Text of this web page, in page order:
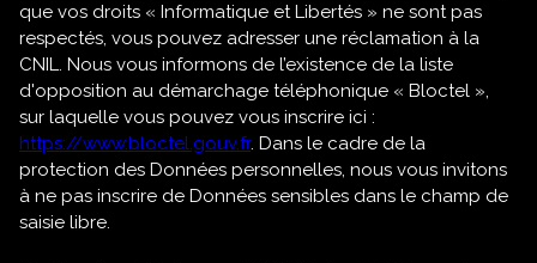
que vos droits « Informatique et Libertés » ne sont pas
respectés, vous pouvez adresser une réclamation à la
CNIL. Nous vous informons de l’existence de la liste
d'opposition au démarchage téléphonique « Bloctel »,
sur laquelle vous pouvez vous inscrire ici :
https://www.bloctel.gouv.fr. Dans le cadre de la
protection des Données personnelles, nous vous invitons
à ne pas inscrire de Données sensibles dans le champ de
saisie libre.